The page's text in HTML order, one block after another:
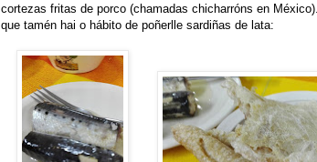
cortezas fritas de porco (chamadas chicharróns en
que tamén hai o hábito de poñerlle sardiñas de lata: